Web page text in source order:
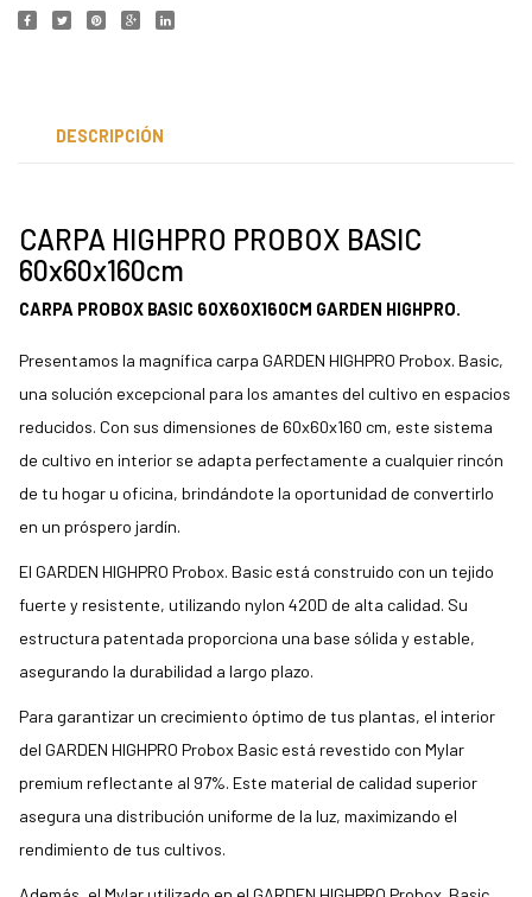
DESCRIPCIÓN
CARPA HIGHPRO PROBOX BASIC
60x60x160cm
CARPA PROBOX BASIC 60X60X160CM GARDEN HIGHPRO.
Presentamos la magnífica carpa GARDEN HIGHPRO Probox. Basic,
una solución excepcional para los amantes del cultivo en espacios
reducidos. Con sus dimensiones de 60x60x160 cm, este sistema
de cultivo en interior se adapta perfectamente a cualquier rincón
de tu hogar u oficina, brindándote la oportunidad de convertirlo
en un próspero jardín.
El GARDEN HIGHPRO Probox. Basic está construido con un tejido
fuerte y resistente, utilizando nylon 420D de alta calidad. Su
estructura patentada proporciona una base sólida y estable,
asegurando la durabilidad a largo plazo.
Para garantizar un crecimiento óptimo de tus plantas, el interior
del GARDEN HIGHPRO Probox Basic está revestido con Mylar
premium reflectante al 97%. Este material de calidad superior
asegura una distribución uniforme de la luz, maximizando el
rendimiento de tus cultivos.